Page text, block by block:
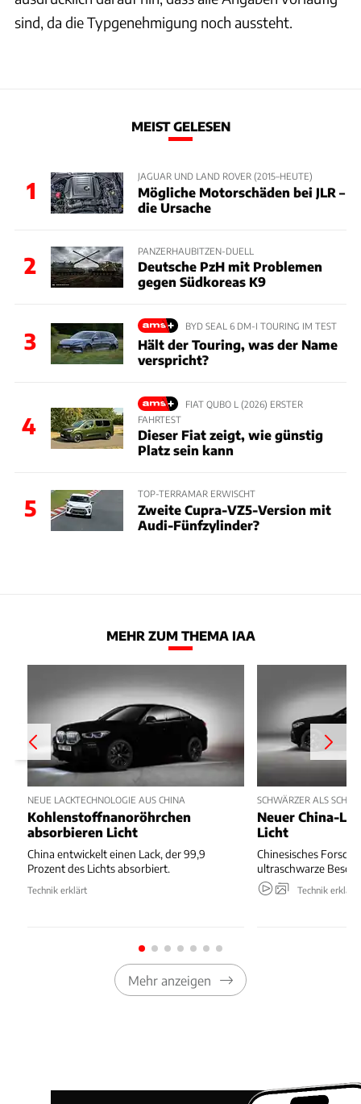
sind, da die Typgenehmigung noch aussteht.
MEIST GELESEN
1
JAGUAR UND LAND ROVER (2015–HEUTE)
Mögliche Motorschäden bei JLR –
die Ursache
2
PANZERHAUBITZEN-DUELL
Deutsche PzH mit Problemen
gegen Südkoreas K9
3
BYD SEAL 6 DM-I TOURING IM TEST
Hält der Touring, was der Name
verspricht?
4
FIAT QUBO L (2026) ERSTER
FAHRTEST
Dieser Fiat zeigt, wie günstig
Platz sein kann
5
TOP-TERRAMAR ERWISCHT
Zweite Cupra-VZ5-Version mit
Audi-Fünfzylinder?
MEHR ZUM THEMA IAA
NEUE LACKTECHNOLOGIE AUS CHINA
Kohlenstoffnanoröhrchen
absorbieren Licht
China entwickelt einen Lack, der 99,9
Prozent des Lichts absorbiert.
Technik erklärt
SCHWÄRZER ALS
Neuer China-
Licht
Chinesisches
ultraschwarze
Technik erklärt
Mehr anzeigen